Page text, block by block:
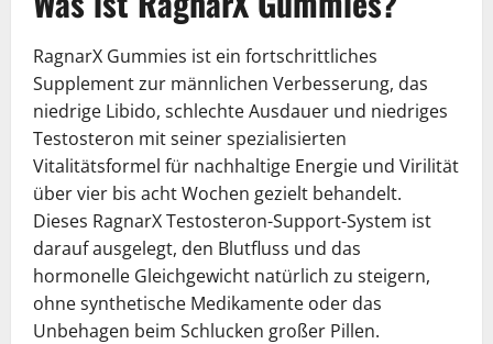
RagnarX Gummies ist ein fortschrittliches
Supplement zur männlichen Verbesserung, das
niedrige Libido, schlechte Ausdauer und niedriges
Testosteron mit seiner spezialisierten
Vitalitätsformel für nachhaltige Energie und Virilität
über vier bis acht Wochen gezielt behandelt.
Dieses RagnarX Testosteron-Support-System ist
darauf ausgelegt, den Blutfluss und das
hormonelle Gleichgewicht natürlich zu steigern,
ohne synthetische Medikamente oder das
Unbehagen beim Schlucken großer Pillen.